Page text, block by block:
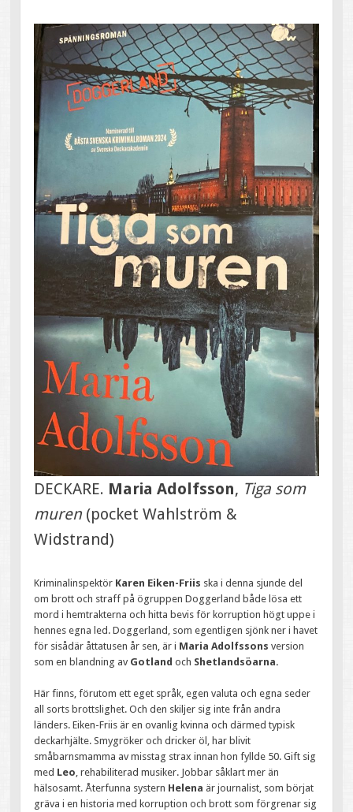
DECKARE. Maria Adolfsson, Tiga som
muren (pocket Wahlström &
Widstrand)
Kriminalinspektör Karen Eiken-Friis ska i denna sjunde del
om brott och straff på ögruppen Doggerland både lösa ett
mord i hemtrakterna och hitta bevis för korruption högt uppe i
hennes egna led. Doggerland, som egentligen sjönk ner i havet
för sisådär åttatusen år sen, är i Maria Adolfssons version
som en blandning av Gotlandoch Shetlandsöarna.
Här finns, förutom ett eget språk, egen valuta och egna seder
all sorts brottslighet. Och den skiljer sig inte från andra
länders. Eiken-Friis är en ovanlig kvinna och därmed typisk
deckarhjälte. Smygröker och dricker öl, har blivit
småbarnsmamma av misstag strax innan hon fyllde 50. Gift sig
med Leo , rehabiliterad musiker. Jobbar såklart mer än
hälsosamt. Återfunna systern Helena är journalist, som börjat
gräva i en historia med korruption och brott som förgrenar sig